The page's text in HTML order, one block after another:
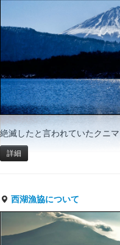
絶滅したと言われていたクニ
詳細
西湖漁協について